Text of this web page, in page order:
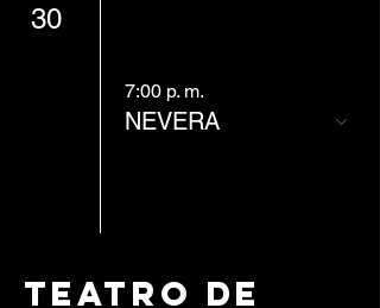
30
7:00 p. m.
NEVERA
Teatro de